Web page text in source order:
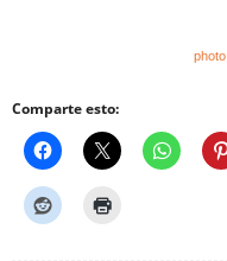
photo
Comparte esto: